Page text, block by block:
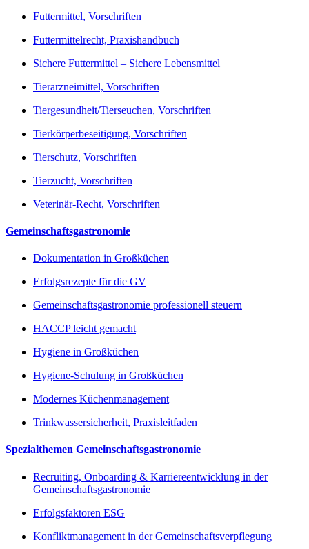
Futtermittel, Vorschriften
Futtermittelrecht, Praxishandbuch
Sichere Futtermittel – Sichere Lebensmittel
Tierarzneimittel, Vorschriften
Tiergesundheit/Tierseuchen, Vorschriften
Tierkörperbeseitigung, Vorschriften
Tierschutz, Vorschriften
Tierzucht, Vorschriften
Veterinär-Recht, Vorschriften
Gemeinschaftsgastronomie
Dokumentation in Großküchen
Erfolgsrezepte für die GV
Gemeinschaftsgastronomie professionell steuern
HACCP leicht gemacht
Hygiene in Großküchen
Hygiene-Schulung in Großküchen
Modernes Küchenmanagement
Trinkwassersicherheit, Praxisleitfaden
Spezialthemen Gemeinschaftsgastronomie
Recruiting, Onboarding & Karriereentwicklung in der
Gemeinschaftsgastronomie
Erfolgsfaktoren ESG
Konfliktmanagement in der Gemeinschaftsverpflegung